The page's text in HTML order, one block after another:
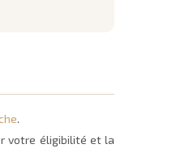
.
votre éligibilité et la